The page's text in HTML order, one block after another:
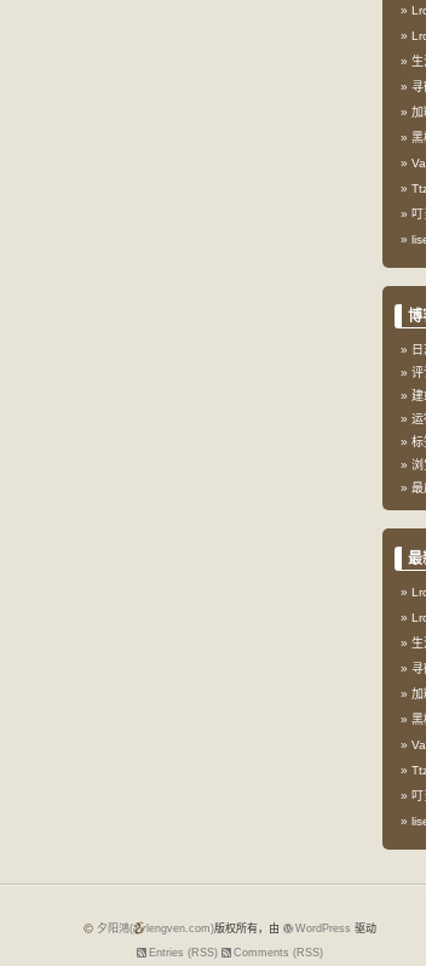
生
寻
加
黑
叮
博
评
建
运
标
浏
最
最
生
寻
加
黑
叮
夕阳鴻( lengven.com)版权所有，由 WordPress 驱动
Entries (RSS)
Comments (RSS)